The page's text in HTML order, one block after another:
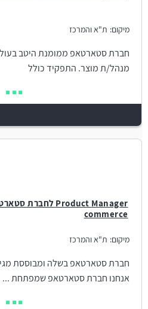
מיקום: ת"א והמרכז
מנהל/ת מוצר. התפקיד כולל
commerce
מיקום: ת"א והמרכז
אנחנו חברת סטארטאפ שמפתחת ...